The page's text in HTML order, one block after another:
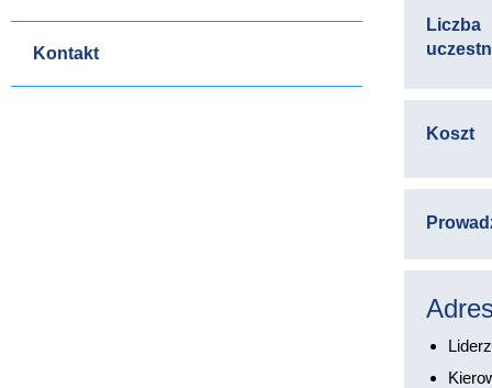
Kontakt
Liczba
Koszt